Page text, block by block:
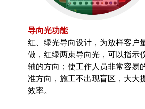
导向光功能
红、绿光导向设计，为放样客户
做，红绿两束导向光，可以指示
轴的方向；使工作人员非常容易
准方向，施工不出现盲区，大大
效率。